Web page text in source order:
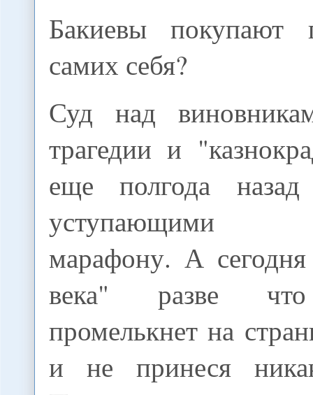
Бакиевы покупают
самих себя?
Суд над
трагедии и
еще полгода
уступающими
марафону. А
века" разве что
промелькнет на
и не принеся